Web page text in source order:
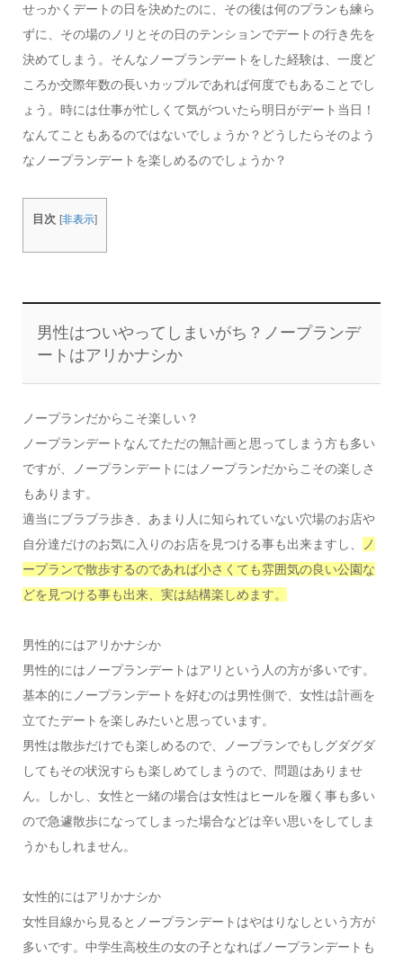
せっかくデートの日を決めたのに、その後は何のプランも練ら
ずに、その場のノリとその日のテンションでデートの行き先を
決めてしまう。そんなノープランデートをした経験は、一度ど
ころか交際年数の長いカップルであれば何度でもあることでし
ょう。時には仕事が忙しくて気がついたら明日がデート当日！
なんてこともあるのではないでしょうか？ どうしたらそのよう
なノープランデートを楽しめるのでしょうか？
目次 [非表示]
男性はついやってしまいがち？ノープランデ
ートはアリかナシか
ノープランだからこそ楽しい？
ノープランデートなんてただの無計画と思ってしまう方も多い
ですが、ノープランデートにはノープランだからこその楽しさ
もあります。
適当にブラブラ歩き、あまり人に知られていない穴場のお店や
自分達だけのお気に入りのお店を見つける事も出来ますし、
ノ
ープランで散歩するのであれば小さくても雰囲気の良い公園な
どを見つける事も出来、実は結構楽しめます。
男性的にはアリかナシか
男性的にはノープランデートはアリという人の方が多いです。
基本的にノープランデートを好むのは男性側で、女性は計画を
立てたデートを楽しみたいと思っています。
男性は散歩だけでも楽しめるので、ノープランでもしグダグダ
してもその状況すらも楽しめてしまうので、問題はありませ
ん。しかし、女性と一緒の場合は女性はヒールを履く事も多い
ので急遽散歩になってしまった場合などは辛い思いをしてしま
うかもしれません。
女性的にはアリかナシか
女性目線から見るとノープランデートはやはりなしという方が
多いです。中学生高校生の女の子となればノープランデートも